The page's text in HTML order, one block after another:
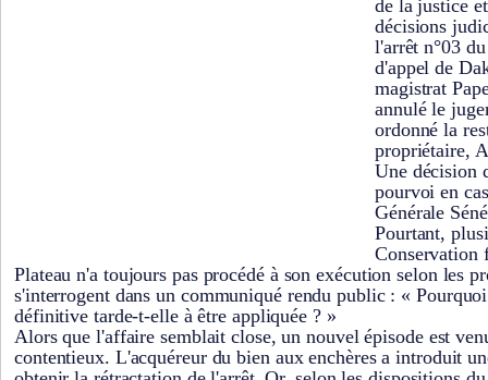
de la justice
décisions
l'arrêt n°03
d'appel de
magistrat
annulé le
ordonné la
propriétaire,
Une décision
pourvoi en
Générale
Pourtant,
Conservation
Plateau n'a toujours pas procédé à son exécution selon les
s'interrogent dans un communiqué rendu public : «
définitive tarde-t-elle à être appliquée ? »
Alors que l'affaire semblait close, un nouvel épisode est
contentieux. L'acquéreur du bien aux enchères a introduit